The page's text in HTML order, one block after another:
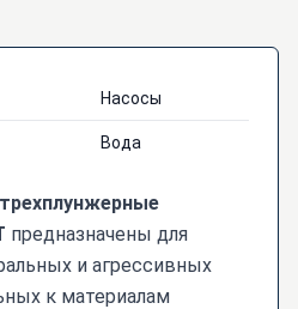
Насосы
Вода
предназначены для
и агрессивных
к материалам